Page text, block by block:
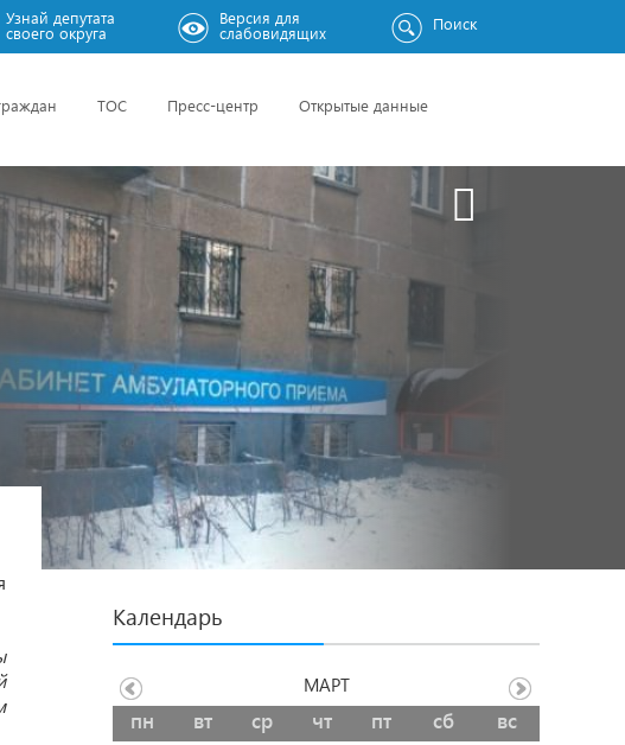
Узнай депутата
своего округа
Версия для
слабовидящих Поиск
ТОС Пресс-центр Открытые данные
Календарь
пн вт ср чт пт сб вс
МАРТ